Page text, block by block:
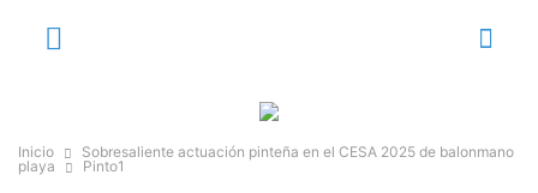
Inicio
Sobresaliente actuación pinteña en el CESA 2025 de balonmano
playa
Pinto1